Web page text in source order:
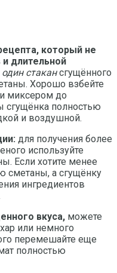
который не
длительной
один стакансгущённого
Хорошо взбейте
миксером до
сгущёнка полностью
и воздушной.
для получения более
используйте
Если хотите менее
сметаны, а сгущёнку
ингредиентов
вкуса, можете
или немного
перемешайте еще
полностью